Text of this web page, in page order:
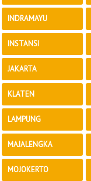
INDRAMAYU
INSTANSI
JAKARTA
KLATEN
LAMPUNG
MAJALENGKA
MOJOKERTO